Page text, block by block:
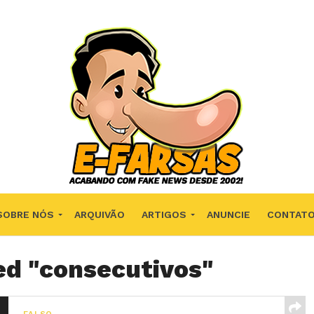
NÓS ARQUIVÃO ARTIGOS ANUNCIE CONTATO
"consecutivos"